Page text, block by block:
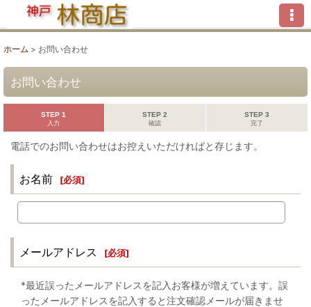
ホーム > お問い合わせ
お問い合わせ
STEP 1
入力
STEP 2
確認
STEP 3
完了
電話でのお問い合わせはお控えいただければと存じます。
お名前 [必須]
メールアドレス [必須]
*最近誤ったメールアドレスを記入お客様が増えています。誤
ったメールアドレスを記入すると注文確認メールが届きませ